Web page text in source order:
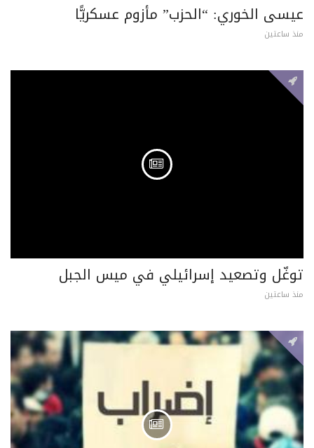
عيسى الخوري: “الحزب” مأزوم عسكريًّا
منذ ساعتين
توغّل وتصعيد إسرائيلي في ميس الجبل
منذ ساعتين